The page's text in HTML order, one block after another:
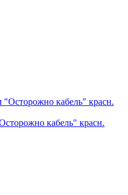
кабель" красн.